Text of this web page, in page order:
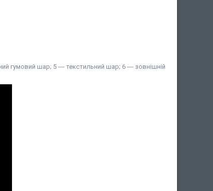
гумовий шар; 5 ― текстильний шар; 6 ― зовнішній